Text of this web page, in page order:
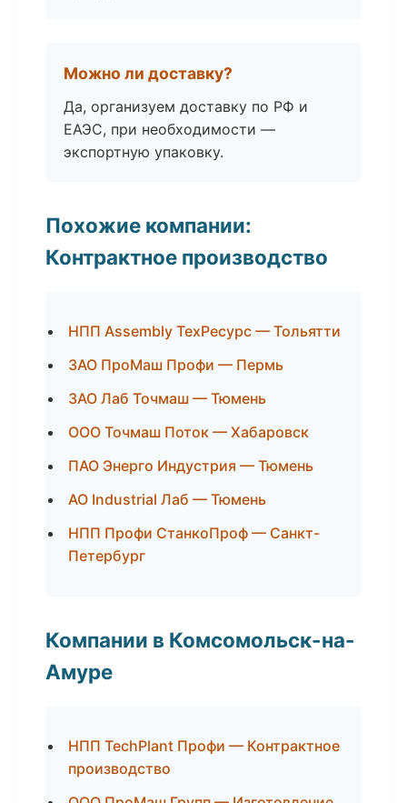
Можно ли доставку?
Да, организуем доставку по РФ и
ЕАЭС, при необходимости —
экспортную упаковку.
Похожие компании:
Контрактное производство
НПП Assembly ТехРесурс — Тольятти
ЗАО ПроМаш Профи — Пермь
ЗАО Лаб Точмаш — Тюмень
ООО Точмаш Поток — Хабаровск
ПАО Энерго Индустрия — Тюмень
АО Industrial Лаб — Тюмень
НПП Профи СтанкоПроф — Санкт-
Петербург
Компании в Комсомольск-на-
Амуре
НПП TechPlant Профи — Контрактное
производство